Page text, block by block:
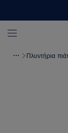
Πλυντήρια